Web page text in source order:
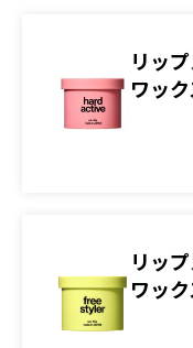
リッ
ワッ
リッ
ワッ